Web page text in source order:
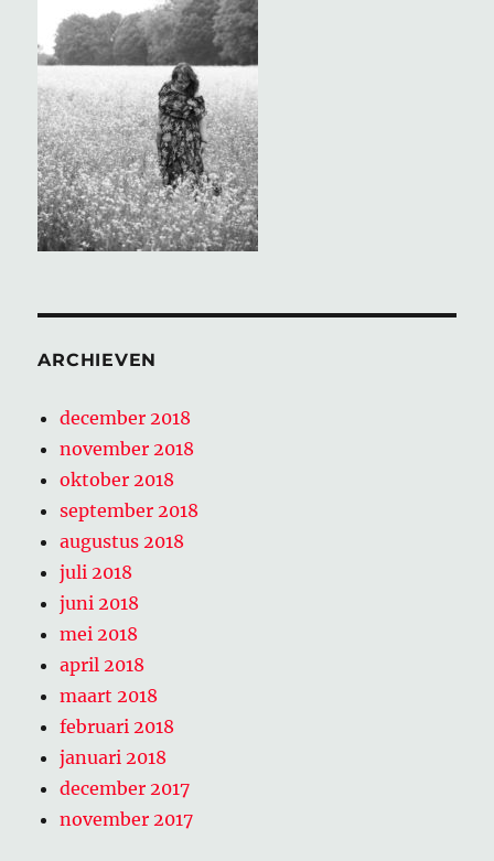
ARCHIEVEN
december 2018
november 2018
oktober 2018
september 2018
augustus 2018
juli 2018
juni 2018
mei 2018
april 2018
maart 2018
februari 2018
januari 2018
december 2017
november 2017